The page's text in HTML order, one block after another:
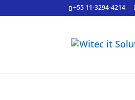
+55 11-3294-4214